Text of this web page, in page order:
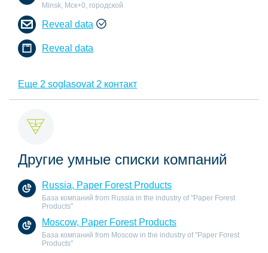
Minsk, Мск+0, городской
Reveal data
Reveal data
Еще 2 soglasovat 2 контакт
Другие умные списки компаний
Russia, Paper Forest Products
База компаний from Russia in the industry of "Paper Forest
Products"
Moscow, Paper Forest Products
База компаний from Moscow in the industry of "Paper Forest
Products"